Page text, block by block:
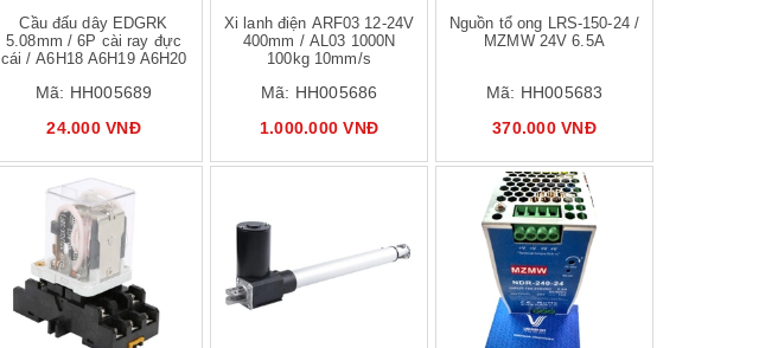
Cầu đấu dây EDGRK
5.08mm / 6P cài ray đực
cái / A6H18 A6H19 A6H20
Mã: HH005689
24.000 VNĐ
Xi lanh điện ARF03 12-24V
400mm / AL03 1000N
100kg 10mm/s
Mã: HH005686
1.000.000 VNĐ
Nguồn tổ ong LRS-150-24 /
MZMW 24V 6.5A
Mã: HH005683
370.000 VNĐ
Mua hàng